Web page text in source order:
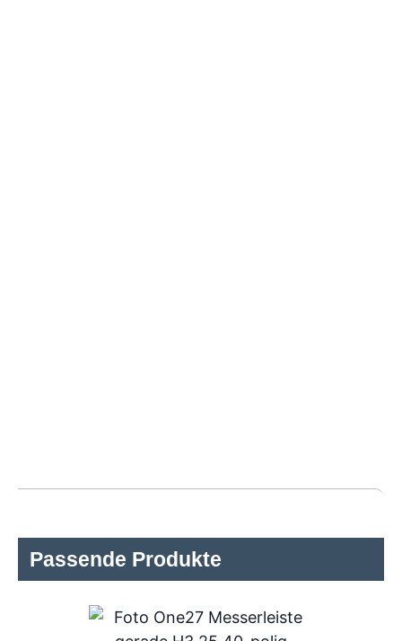
Passende Produkte